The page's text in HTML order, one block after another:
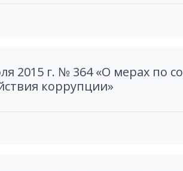
2015 г. № 364 «О мерах по
коррупции»